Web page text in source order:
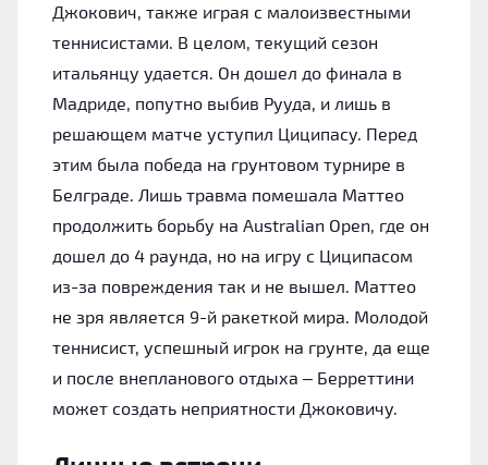
Джокович, также играя с малоизвестными
теннисистами. В целом, текущий сезон
итальянцу удается. Он дошел до финала в
Мадриде, попутно выбив Рууда, и лишь в
решающем матче уступил Циципасу. Перед
этим была победа на грунтовом турнире в
Белграде. Лишь травма помешала Маттео
продолжить борьбу на Australian Open, где он
дошел до 4 раунда, но на игру с Циципасом
из-за повреждения так и не вышел. Маттео
не зря является 9-й ракеткой мира. Молодой
теннисист, успешный игрок на грунте, да еще
и после внепланового отдыха – Берреттини
может создать неприятности Джоковичу.